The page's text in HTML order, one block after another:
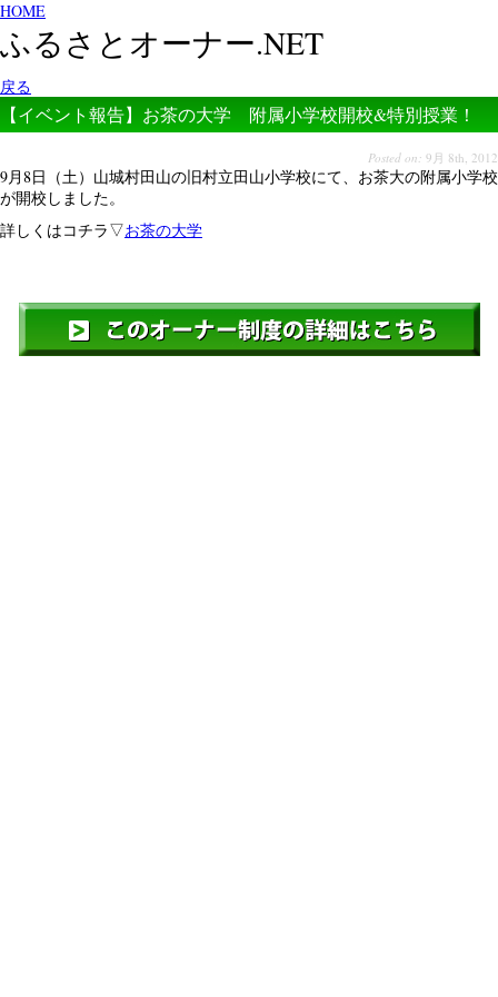
HOME
ふるさとオーナー.NET
戻る
【イベント報告】お茶の大学 附属小学校開校&特別授業！
Posted on: 9月 8th, 2012
9月8日（土）山城村田山の旧村立田山小学校にて、お茶大の附属小学校
が開校しました。
詳しくはコチラ▽お茶の大学